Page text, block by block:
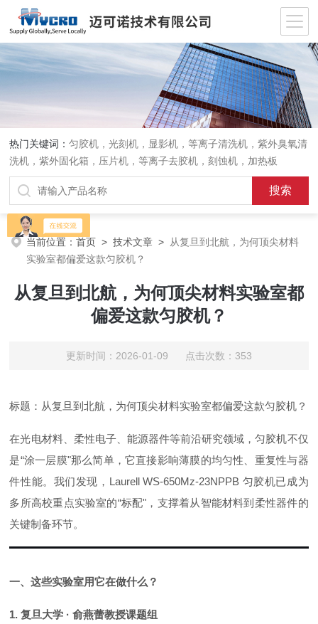
热门关键词：匀胶机，光刻机，显影机，等离子清洗机，紫外臭氧清
洗机，紫外固化箱，压片机，等离子去胶机，刻蚀机，加热板
当前位置：首页 >技术文章 > 从复旦到北航，为何顶尖材料
实验室都偏爱这款匀胶机？
从复旦到北航，为何顶尖材料实验室都
偏爱这款匀胶机？
更新时间：2026-01-09 点击次数：353
标题：从复旦到北航，为何顶尖材料实验室都偏爱这款匀胶机 ？
在光电材料、柔性电子、能源器件等前沿研究领域，匀胶机不仅
是“涂一层膜"那么简单，它直接影响薄膜的均匀性、重复性与器
件性能。我们发现， LaurellWS-650Mz-23NPPB 匀胶机已成为
多所高校重点实验室的“标配" ，支撑着从智能材料到柔性器件的
关键制备环节。
一、这些实验室用它在做什么？
1.复旦大学 ·俞燕蕾教授课题组